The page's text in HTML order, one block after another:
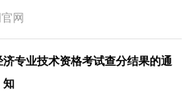
网
专业技术资格考试查分结果的通
知